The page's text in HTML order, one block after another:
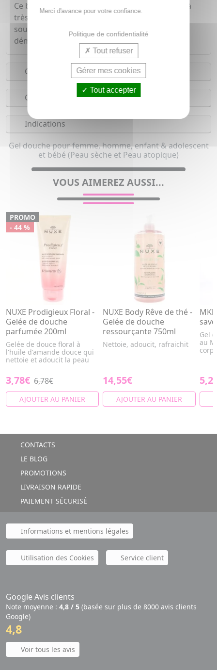
Ce baume nettoie sans dessécher les peaux déjà
très sèches à atopiques, il hydrate la peau et
soulage les sensations d'irritations et de
démangeaisons.
Conseils d'utilisation
Composition
Indications
Gel douche pour femme, homme, enfant & adolescent
et bébé (Peau sèche et Peau atopique)
VOUS AIMEREZ AUSSI...
PROMO
- 44 %
NUXE Prodigieux Floral -
Gelée de douche
parfumée 200ml
Gelée de douce floral à
l'huile d'amande douce qui
nettoie et adoucit la peau
3,78€ 6,78€
AJOUTER AU PANIER
NUXE Body Rêve de thé -
Gelée de douche
ressourçante 750ml
Nettoie, adoucit, rafraichit
14,55€
AJOUTER AU PANIER
Gel
au
CONTACTS
LE BLOG
PROMOTIONS
LIVRAISON RAPIDE
PAIEMENT SÉCURISÉ
Informations et mentions légales
Utilisation des Cookies Service client
Google Avis clients
Note moyenne : 4,8 / 5 (basée sur plus de 8000 avis clients
Google)
4,8
Voir tous les avis
Merci d'avance pour votre confiance.
Politique de confidentialité
Tout refuser
Gérer mes cookies
Tout accepter